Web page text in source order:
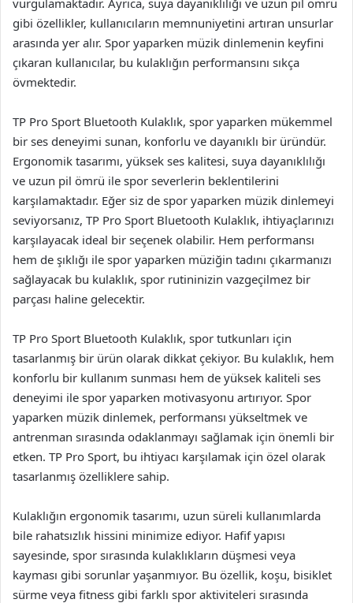
vurgulamaktadır. Ayrıca, suya dayanıklılığı ve uzun pil ömrü
gibi özellikler, kullanıcıların memnuniyetini artıran unsurlar
arasında yer alır. Spor yaparken müzik dinlemenin keyfini
çıkaran kullanıcılar, bu kulaklığın performansını sıkça
övmektedir.
TP Pro Sport Bluetooth Kulaklık, spor yaparken mükemmel
bir ses deneyimi sunan, konforlu ve dayanıklı bir üründür.
Ergonomik tasarımı, yüksek ses kalitesi, suya dayanıklılığı
ve uzun pil ömrü ile spor severlerin beklentilerini
karşılamaktadır. Eğer siz de spor yaparken müzik dinlemeyi
seviyorsanız, TP Pro Sport Bluetooth Kulaklık, ihtiyaçlarınızı
karşılayacak ideal bir seçenek olabilir. Hem performansı
hem de şıklığı ile spor yaparken müziğin tadını çıkarmanızı
sağlayacak bu kulaklık, spor rutininizin vazgeçilmez bir
parçası haline gelecektir.
TP Pro Sport Bluetooth Kulaklık, spor tutkunları için
tasarlanmış bir ürün olarak dikkat çekiyor. Bu kulaklık, hem
konforlu bir kullanım sunması hem de yüksek kaliteli ses
deneyimi ile spor yaparken motivasyonu artırıyor. Spor
yaparken müzik dinlemek, performansı yükseltmek ve
antrenman sırasında odaklanmayı sağlamak için önemli bir
etken. TP Pro Sport, bu ihtiyacı karşılamak için özel olarak
tasarlanmış özelliklere sahip.
Kulaklığın ergonomik tasarımı, uzun süreli kullanımlarda
bile rahatsızlık hissini minimize ediyor. Hafif yapısı
sayesinde, spor sırasında kulaklıkların düşmesi veya
kayması gibi sorunlar yaşanmıyor. Bu özellik, koşu, bisiklet
sürme veya fitness gibi farklı spor aktiviteleri sırasında